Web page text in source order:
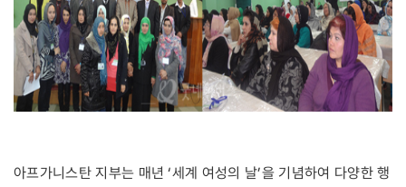
아프가니스탄 지부는 매년 ‘세계 여성의 날’을 기념하여 다양한 행